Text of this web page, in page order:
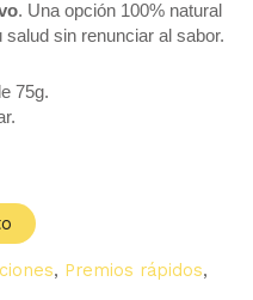
. Una opción 100% natural
sin renunciar al sabor.
75g.
, Premios rápidos,